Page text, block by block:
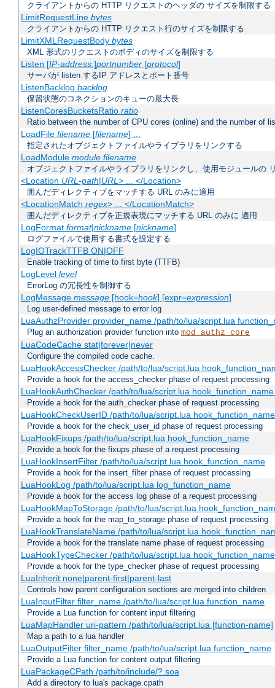
クライアントからの HTTP リクエストのヘッダの サイズを制限する
LimitRequestLine bytes
クライアントからの HTTP リクエスト行のサイズを制限する
LimitXMLRequestBody bytes
XML 形式のリクエストのボディのサイズを制限する
Listen [IP-address:]portnumber[protocol]
サーバが listen するIP アドレスとポート番号
ListenBacklog backlog
保留状態のコネクションのキューの最大長
ListenCoresBucketsRatio ratio
Ratio between the number of CPU cores (online) and the number of
LoadFile filename[filename] ...
指定されたオブジェクトファイルやライブラリをリンクする
LoadModule module filename
オブジェクトファイルやライブラリをリンクし、使用モジュールの
<Location URL-path|URL> ... </Location>
囲んだディレクティブをマッチする URL のみに適用
<LocationMatch regex> ... </LocationMatch>
囲んだディレクティブを正規表現にマッチする URL のみに 適用
LogFormat format|nickname[nickname]
ログファイルで使用する書式を設定する
LogIOTrackTTFB ON|OFF
Enable tracking of time to first byte (TTFB)
LogLevel level
ErrorLog の冗長性を制御する
LogMessage message[hook=hook] [expr=expression]
Log user-defined message to error log
LuaAuthzProvider provider_name /path/to/lua/script.lua
Plug an authorization provider function into mod_authz_core
LuaCodeCache stat|forever|never
Configure the compiled code cache.
LuaHookAccessChecker /path/to/lua/script.lua
Provide a hook for the access_checker phase of request processing
LuaHookAuthChecker /path/to/lua/script.lua
Provide a hook for the auth_checker phase of request processing
LuaHookCheckUserID /path/to/lua/script.lua
Provide a hook for the check_user_id phase of request processing
LuaHookFixups /path/to/lua/script.lua hook_function_name
Provide a hook for the fixups phase of a request processing
LuaHookInsertFilter /path/to/lua/script.lua hook_function_name
Provide a hook for the insert_filter phase of request processing
LuaHookLog /path/to/lua/script.lua log_function_name
Provide a hook for the access log phase of a request processing
LuaHookMapToStorage /path/to/lua/script.lua
Provide a hook for the map_to_storage phase of request processing
LuaHookTranslateName /path/to/lua/script.lua
Provide a hook for the translate name phase of request processing
LuaHookTypeChecker /path/to/lua/script.lua hook_function_name
Provide a hook for the type_checker phase of request processing
LuaInherit none|parent-first|parent-last
Controls how parent configuration sections are merged into children
LuaInputFilter filter_name /path/to/lua/script.lua function_name
Provide a Lua function for content input filtering
LuaMapHandler uri-pattern /path/to/lua/script.lua [function-name]
Map a path to a lua handler
LuaOutputFilter filter_name /path/to/lua/script.lua function_name
Provide a Lua function for content output filtering
LuaPackageCPath /path/to/include/?.soa
Add a directory to lua's package.cpath